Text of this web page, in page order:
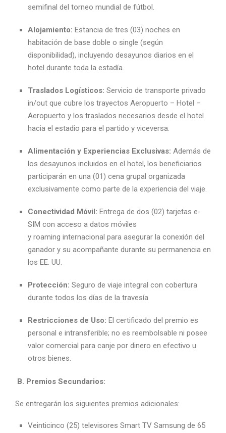
semifinal del torneo mundial de fútbol.
Alojamiento: Estancia de tres (03) noches en
habitación de base doble o single (según
disponibilidad), incluyendo desayunos diarios en el
hotel durante toda la estadía.
Traslados Logísticos: Servicio de transporte privado
in/out que cubre los trayectos Aeropuerto – Hotel –
Aeropuerto y los traslados necesarios desde el hotel
hacia el estadio para el partido y viceversa.
Alimentación y Experiencias Exclusivas: Además de
los desayunos incluidos en el hotel, los beneficiarios
participarán en una (01) cena grupal organizada
exclusivamente como parte de la experiencia del viaje.
Conectividad Móvil: Entrega de dos (02) tarjetas e-
SIM con acceso a datos móviles
y roaming internacional para asegurar la conexión del
ganador y su acompañante durante su permanencia en
los EE. UU.
Protección: Seguro de viaje integral con cobertura
durante todos los días de la travesía
Restricciones de Uso: El certificado del premio es
personal e intransferible; no es reembolsable ni posee
valor comercial para canje por dinero en efectivo u
otros bienes.
B. Premios Secundarios:
Se entregarán los siguientes premios adicionales:
Veinticinco (25) televisores Smart TV Samsung de 65